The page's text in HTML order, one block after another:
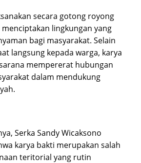
secara gotong royong
lingkungan yang
bagi masyarakat. Selain
langsung kepada warga, karya
mempererat hubungan
dalam mendukung
Serka Sandy Wicaksono
karya bakti merupakan salah
teritorial yang rutin